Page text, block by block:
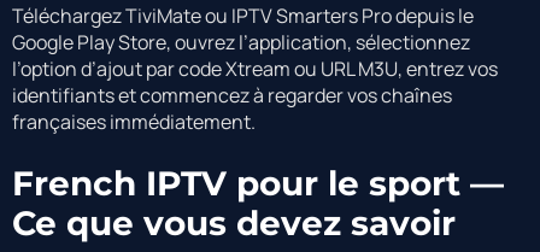
Téléchargez TiviMate ou IPTV Smarters Pro depuis le
Google Play Store, ouvrez l’application, sélectionnez
l’option d’ajout par code Xtream ou URL M3U, entrez vos
identifiants et commencez à regarder vos chaînes
françaises immédiatement.
French IPTV pour le sport —
Ce que vous devez savoir